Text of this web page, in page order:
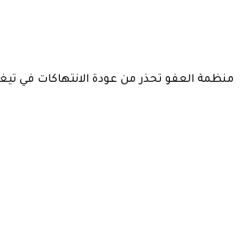
منظمة العفو تحذر من عودة الانتهاكات في